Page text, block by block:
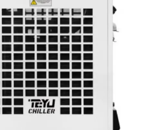
الشركة
اتصل بنا